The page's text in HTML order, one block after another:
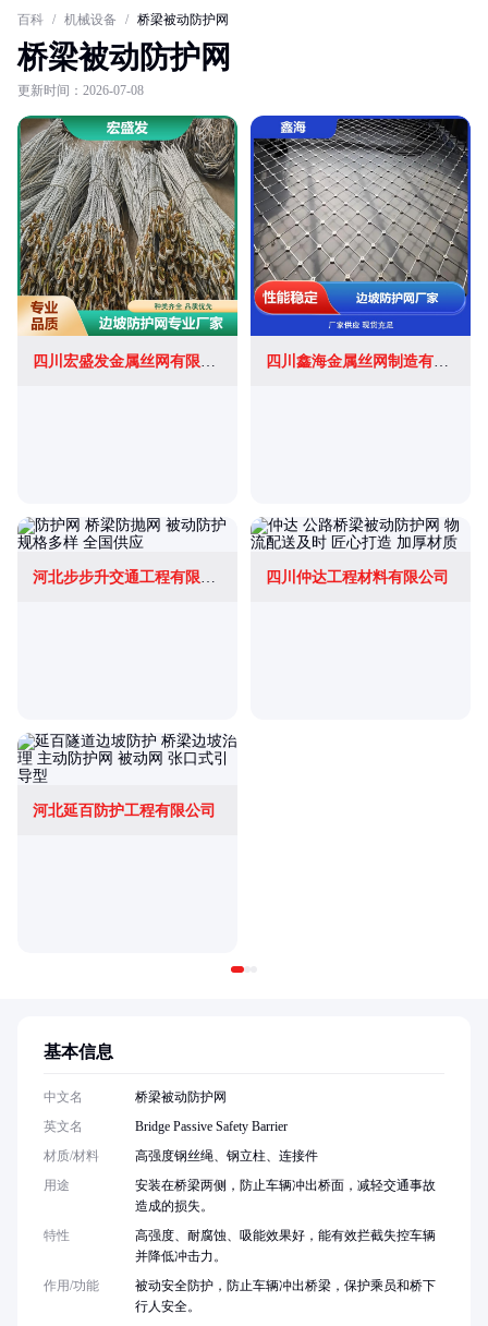
百科 / 机械设备 / 桥梁被动防护网
桥梁被动防护网
更新时间：2026-07-08
四川宏盛发金属丝网有限公司 四川鑫海金属丝网制造有限公司
河北步步升交通工程有限公司 四川仲达工程材料有限公司
河北延百防护工程有限公司
基本信息
中文名
桥梁被动防护网
英文名
Bridge Passive Safety Barrier
材质/材料
高强度钢丝绳、钢立柱、连接件
用途
安装在桥梁两侧，防止车辆冲出桥面，减轻交通事故
造成的损失。
特性
高强度、耐腐蚀、吸能效果好，能有效拦截失控车辆
并降低冲击力。
作用/功能
被动安全防护，防止车辆冲出桥梁，保护乘员和桥下
行人安全。